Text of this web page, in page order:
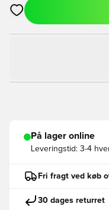
Åbner en Modal til at
På lager online
Leveringstid: 3-4
Fri fragt ved køb
30 dages returret